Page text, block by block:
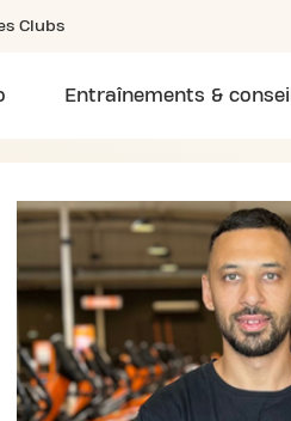
Clubs
Entraînements &